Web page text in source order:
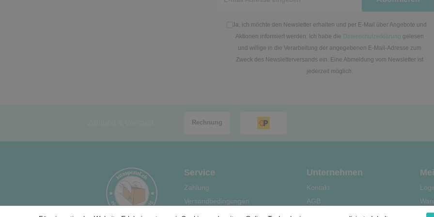
Ja, ich möchte den Newsletter erhalten und per E-Mail über Angebote und
Aktionen informiert werden. Ich habe die Datenschutzerklärung gelesen
und willige in die Verarbeitung der angegebenen E-Mail-Adresse zum
Zweck des Newsletterversands ein. Eine Abmeldung vom Newsletter ist
jederzeit möglich.
Service
Zahlung
Versandbedingungen
Hilfe
Unternehmen
Kontakt
AGB